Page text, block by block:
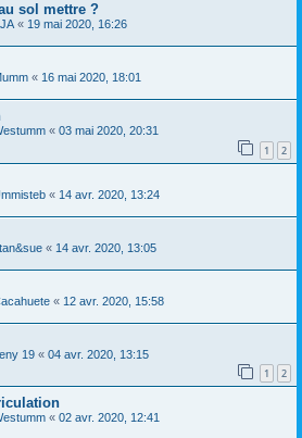
sol mettre ?
« 19 mai 2020, 16:26
« 16 mai 2020, 18:01
« 03 mai 2020, 20:31
1 2
« 14 avr. 2020, 13:24
« 14 avr. 2020, 13:05
« 12 avr. 2020, 15:58
19 « 04 avr. 2020, 13:15
1 2
« 02 avr. 2020, 12:41